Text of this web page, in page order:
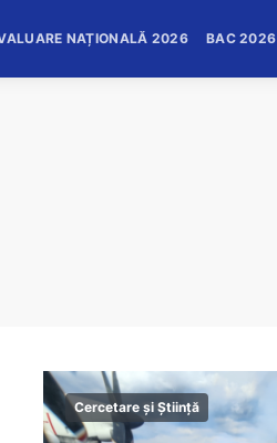
NAȚIONALĂ 2026 BAC 2026
Cercetare și Știință